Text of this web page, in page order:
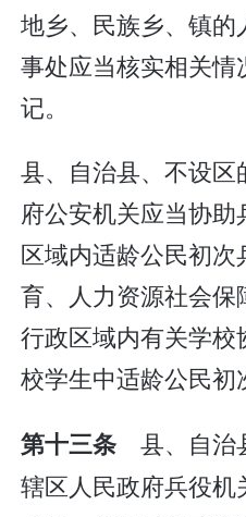
地乡、民族乡、镇
事处应当核实相关
记。
县、自治县、不设
府公安机关应当协
区域内适龄公民初
育、人力资源社会
行政区域内有关学
校学生中适龄公民初
第十三条县、自治
辖区人民政府兵役